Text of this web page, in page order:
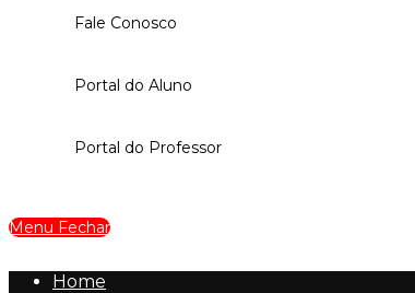
Fale Conosco
Portal do Aluno
Portal do Professor
Menu Fechar
Home